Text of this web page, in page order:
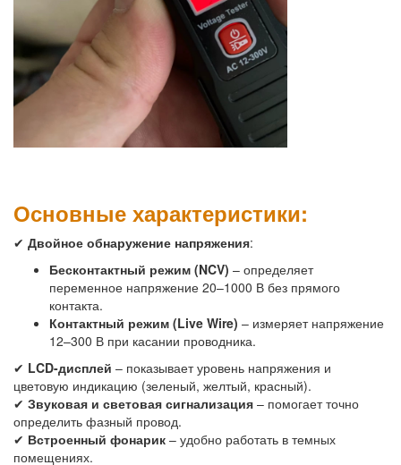
Основные характеристики:
✔ Двойное обнаружение напряжения:
Бесконтактный режим (NCV) – определяет
переменное напряжение 20–1000 В без прямого
контакта.
Контактный режим (Live Wire) – измеряет напряжение
12–300 В при касании проводника.
✔ LCD-дисплей – показывает уровень напряжения и
цветовую индикацию (зеленый, желтый, красный).
✔ Звуковая и световая сигнализация – помогает точно
определить фазный провод.
✔ Встроенный фонарик – удобно работать в темных
помещениях.